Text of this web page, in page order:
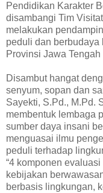
Pendidikan Karakter
disambangi Tim
melakukan
peduli dan
Provinsi Jawa
Disambut hangat
senyum, sopan dan
Sayekti, S.Pd., M.Pd.
membentuk lembaga
sumber daya insani
menguasai ilmu
peduli terhadap
“4 komponen
kebijakan
berbasis lingkungan,